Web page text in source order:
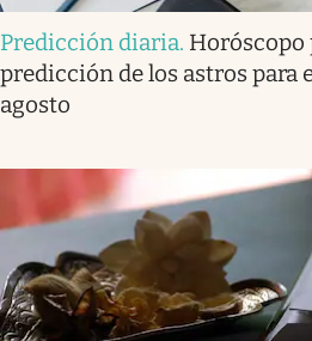
Predicción diaria. Horóscopo
predicción de los astros para
agosto